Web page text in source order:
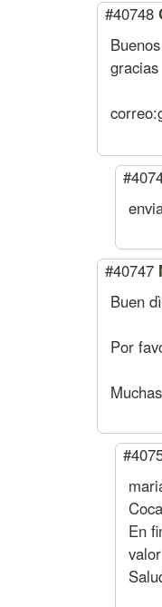
#40748
gracias
correo:
#40747
Buen
Por
En